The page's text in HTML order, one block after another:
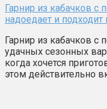
Гарнир из кабачков с
надоедает и
Гарнир из кабачков
удачных сезонных
когда хочется
этом действительно